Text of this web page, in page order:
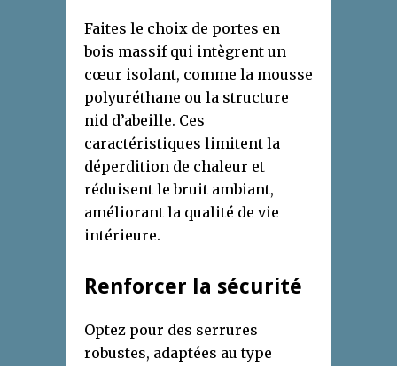
Faites le choix de portes en
bois massif qui intègrent un
cœur isolant, comme la mousse
polyuréthane ou la structure
nid d’abeille. Ces
caractéristiques limitent la
déperdition de chaleur et
réduisent le bruit ambiant,
améliorant la qualité de vie
intérieure.
Renforcer la sécurité
Optez pour des serrures
robustes, adaptées au type